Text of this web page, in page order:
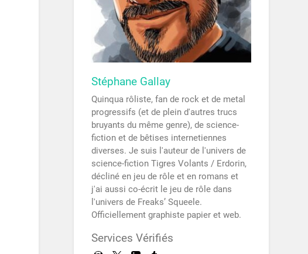
Stéphane Gallay
Quinqua rôliste, fan de rock et de metal
progressifs (et de plein d'autres trucs
bruyants du même genre), de science-
fiction et de bêtises internetiennes
diverses. Je suis l'auteur de l'univers de
science-fiction Tigres Volants / Erdorin,
décliné en jeu de rôle et en romans et
j'ai aussi co-écrit le jeu de rôle dans
l'univers de Freaks’ Squeele.
Officiellement graphiste papier et web.
Services Vérifiés